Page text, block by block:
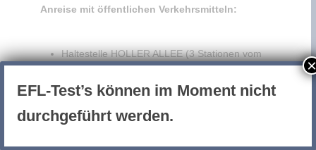
Anreise mit öffentlichen Verkehrsmitteln:
Haltestelle HOLLER ALLEE (3 Stationen vom
Hauptbahnhof)
Straßenbahnlinien 1, 1E, 2, 4, 6E, 10
EFL-Test’s können im Moment nicht
durchgeführt werden.
×